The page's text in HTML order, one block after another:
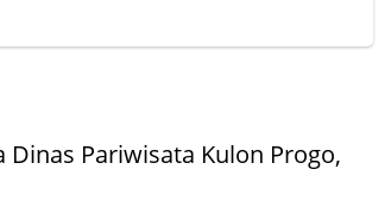
Pariwisata Kulon Progo,